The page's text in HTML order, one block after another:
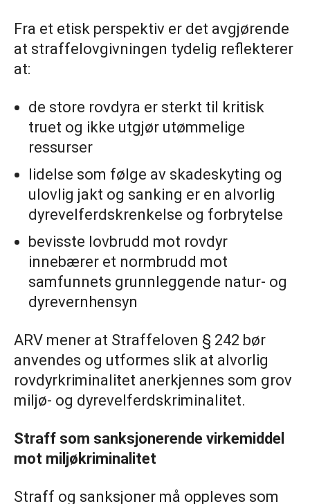
Fra et etisk perspektiv er det avgjørende
at straffelovgivningen tydelig reflekterer
at:
de store rovdyra er sterkt til kritisk
truet og ikke utgjør utømmelige
ressurser
lidelse som følge av skadeskyting og
ulovlig jakt og sanking er en alvorlig
dyrevelferdskrenkelse og forbrytelse
bevisste lovbrudd mot rovdyr
innebærer et normbrudd mot
samfunnets grunnleggende natur- og
dyrevernhensyn
ARV mener at Straffeloven § 242 bør
anvendes og utformes slik at alvorlig
rovdyrkriminalitet anerkjennes som grov
miljø- og dyrevelferdskriminalitet.
Straff som sanksjonerende virkemiddel
mot miljøkriminalitet
Straff og sanksjoner må oppleves som